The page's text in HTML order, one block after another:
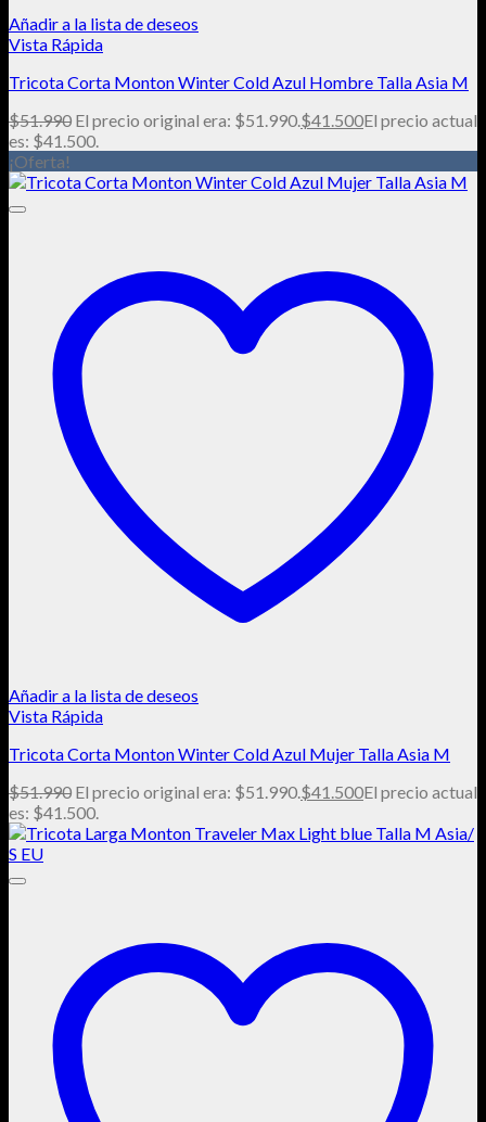
Añadir a la lista de deseos
Vista Rápida
Tricota Corta Monton Winter Cold Azul Hombre Talla Asia M
$51.990 El precio original era: $51.990.$41.500El precio actual
es: $41.500.
¡Oferta!
Añadir a la lista de deseos
Vista Rápida
Tricota Corta Monton Winter Cold Azul Mujer Talla Asia M
$51.990 El precio original era: $51.990.$41.500El precio actual
es: $41.500.